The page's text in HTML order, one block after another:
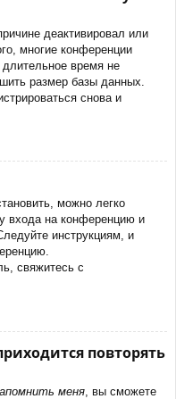
деактивировал или
многие конференции
время не
размер базы данных.
снова и
можно легко
входа на конференцию и
инструкциям, и
свяжитесь с
повторять
меня , вы сможете